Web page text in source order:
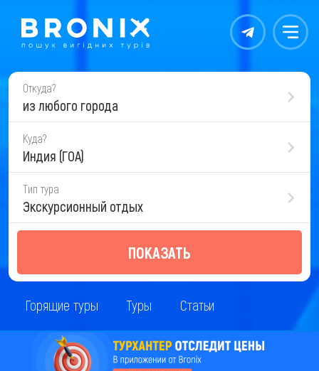
Контакты Меню
Откуда?
из любого города
Куда?
Индия (ГОА)
Тип тура
Экскурсионный отдых
ПОКАЗАТЬ
Горящие туры Туры Статьи